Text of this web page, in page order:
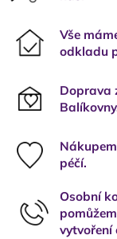
Vše
odkladu
Doprava
péčí.
Osobní
vytvoření